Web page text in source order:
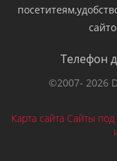
Телефон
©2007- 2026
Карта сайта Сайты
ЗАКАЗАТЬ САЙТ